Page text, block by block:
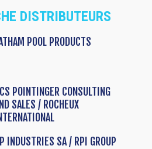
DISTRIBUTEURS
POOL PRODUCTS
POINTINGER CONSULTING
SALES / ROCHEUX
INDUSTRIES SA / RPI GROUP